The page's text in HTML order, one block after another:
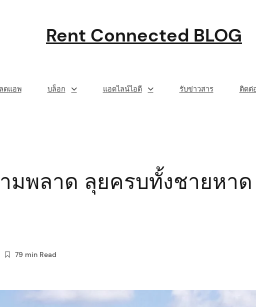
Rent Connected BLOG
ดแอพ บล็อก แอดไลน์ไอดี รับข่าวสาร ติดต่
มพลาด ลุยครบทั้งชายหาด
79 min Read